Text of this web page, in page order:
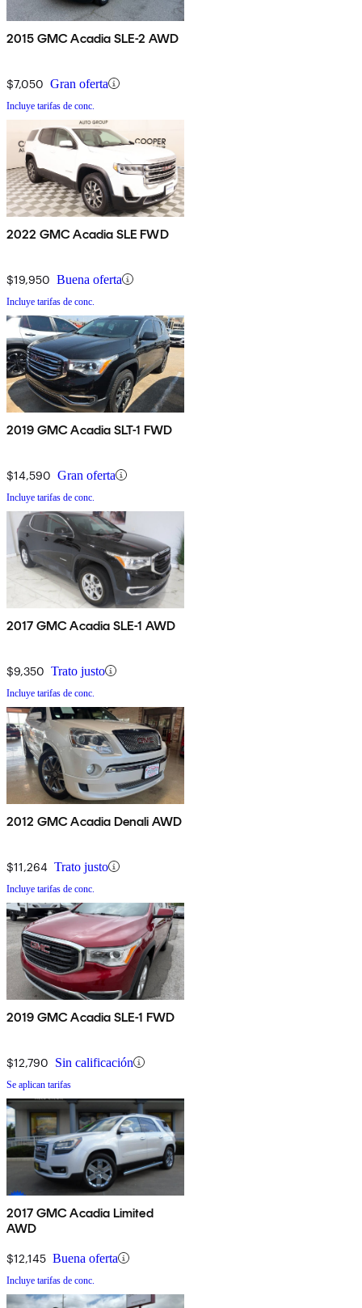
2015 GMC Acadia SLE-2 AWD
$7,050 Gran oferta
Incluye tarifas de conc.
2022 GMC Acadia SLE FWD
$19,950 Buena oferta
Incluye tarifas de conc.
2019 GMC Acadia SLT-1 FWD
$14,590 Gran oferta
Incluye tarifas de conc.
2017 GMC Acadia SLE-1 AWD
$9,350 Trato justo
Incluye tarifas de conc.
2012 GMC Acadia Denali AWD
$11,264 Trato justo
Incluye tarifas de conc.
2019 GMC Acadia SLE-1 FWD
$12,790 Sin calificación
Se aplican tarifas
2017 GMC Acadia Limited
AWD
$12,145 Buena oferta
Incluye tarifas de conc.